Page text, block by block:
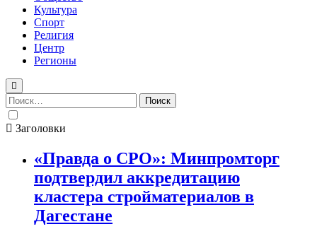
Культура
Спорт
Религия
Центр
Регионы
Найти:
Заголовки
«Правда о СРО»: Минпромторг
подтвердил аккредитацию
кластера стройматериалов в
Дагестане